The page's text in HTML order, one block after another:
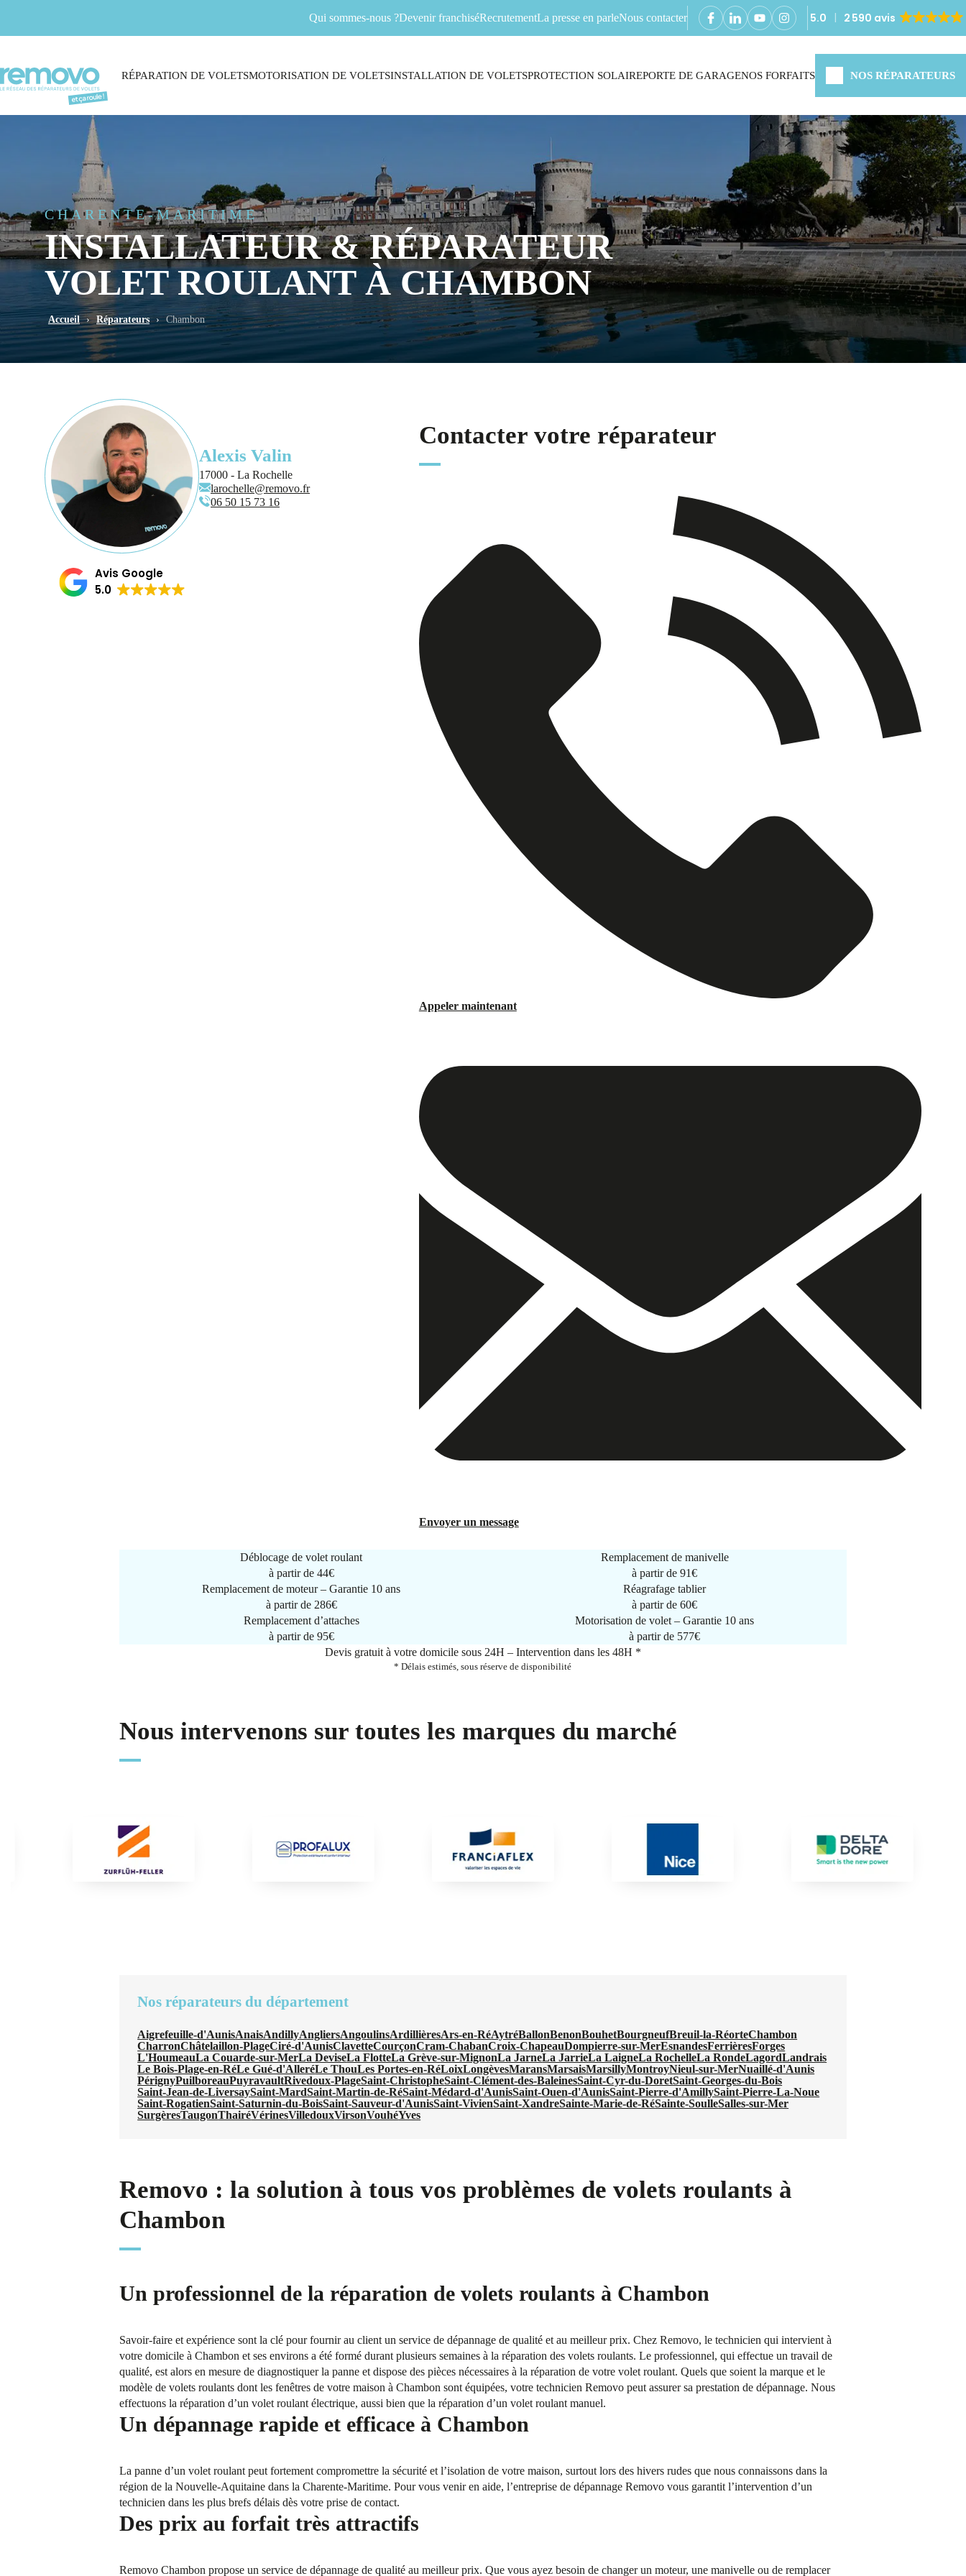
Qui sommes-nous ?Devenir franchiséRecrutementLa presse en parleNous contacter 5.0 2 590 avis
RÉPARATION DE VOLETSMOTORISATION DE VOLETSINSTALLATION DE VOLETSPROTECTION SOLAIREPORTE DE GARAGENOS FORFAITS NOS RÉPARATEURS
CHARENTE-MARITIME
INSTALLATEUR & RÉPARATEUR
VOLET ROULANT À CHAMBON
Accueil › Réparateurs › Chambon
Alexis Valin
17000 - La Rochelle
larochelle@removo.fr
06 50 15 73 16
Avis Google
5.0
Contacter votre réparateur
Appeler maintenant
Envoyer un message
Déblocage de volet roulant
à partir de 44€
Remplacement de manivelle
à partir de91€
Remplacement de moteur – Garantie 10 ans
à partir de 286€
Réagrafage tablier
à partir de60€
Remplacement d’attaches
à partir de 95€
Motorisation de volet – Garantie 10 ans
à partir de 577€
Devis gratuit à votre domicile sous 24H – Intervention dans les 48H *
* Délais estimés, sous réserve de disponibilité
Nous intervenons sur toutes les marques du marché
Nos réparateurs du département
Aigrefeuille-d'AunisAnaisAndillyAngliersAngoulinsArdillièresArs-en-RéAytréBallonBenonBouhetBourgneufBreuil-la-RéorteChambon
CharronChâtelaillon-PlageCiré-d'AunisClavetteCourçonCram-ChabanCroix-ChapeauDompierre-sur-MerEsnandesFerrièresForges
L'HoumeauLa Couarde-sur-MerLa DeviseLa FlotteLa Grève-sur-MignonLa JarneLa JarrieLa LaigneLa RochelleLa RondeLagordLandrais
Le Bois-Plage-en-RéLe Gué-d'AlleréLe ThouLes Portes-en-RéLoixLongèvesMaransMarsaisMarsillyMontroyNieul-sur-MerNuaillé-d'Aunis
PérignyPuilboreauPuyravaultRivedoux-PlageSaint-ChristopheSaint-Clément-des-BaleinesSaint-Cyr-du-DoretSaint-Georges-du-Bois
Saint-Jean-de-LiversaySaint-MardSaint-Martin-de-RéSaint-Médard-d'AunisSaint-Ouen-d'AunisSaint-Pierre-d'AmillySaint-Pierre-La-Noue
Saint-RogatienSaint-Saturnin-du-BoisSaint-Sauveur-d'AunisSaint-VivienSaint-XandreSainte-Marie-de-RéSainte-SoulleSalles-sur-Mer
SurgèresTaugonThairéVérinesVilledouxVirsonVouhéYves
Removo : la solution à tous vos problèmes de volets roulants à
Chambon
Un professionnel de la réparation de volets roulants à Chambon
Savoir-faire et expérience sont la clé pour fournir au client un service de dépannage de qualité et au meilleur prix. Chez Removo, le technicien qui intervient à
votre domicile à Chambon et ses environs a été formé durant plusieurs semaines à la réparation des volets roulants. Le professionnel, qui effectue un travail de
qualité, est alors en mesure de diagnostiquer la panne et dispose des pièces nécessaires à la réparation de votre volet roulant. Quels que soient la marque et le
modèle de volets roulants dont les fenêtres de votre maison à Chambon sont équipées, votre technicien Removo peut assurer sa prestation de dépannage. Nous
effectuons la réparation d’un volet roulant électrique, aussi bien que la réparation d’un volet roulant manuel.
Un dépannage rapide et efficace à Chambon
La panne d’un volet roulant peut fortement compromettre la sécurité et l’isolation de votre maison, surtout lors des hivers rudes que nous connaissons dans la
région de la Nouvelle-Aquitaine dans la Charente-Maritime. Pour vous venir en aide, l’entreprise de dépannage Removo vous garantit l’intervention d’un
technicien dans les plus brefs délais dès votre prise de contact.
Des prix au forfait très attractifs
Removo Chambon propose un service de dépannage de qualité au meilleur prix. Que vous ayez besoin de changer un moteur, une manivelle ou de remplacer